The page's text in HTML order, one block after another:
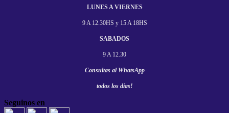
LUNES A VIERNES
9 A 12.30HS y 15 A 18HS
SABADOS
9 A 12.30
Consultas al WhatsApp
todos los días!
Seguinos en